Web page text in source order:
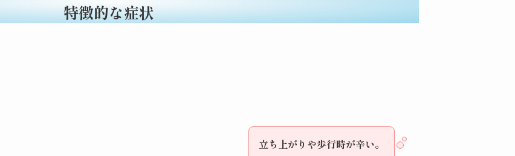
特徴的な症状
立ち上がりや歩行時が辛い。